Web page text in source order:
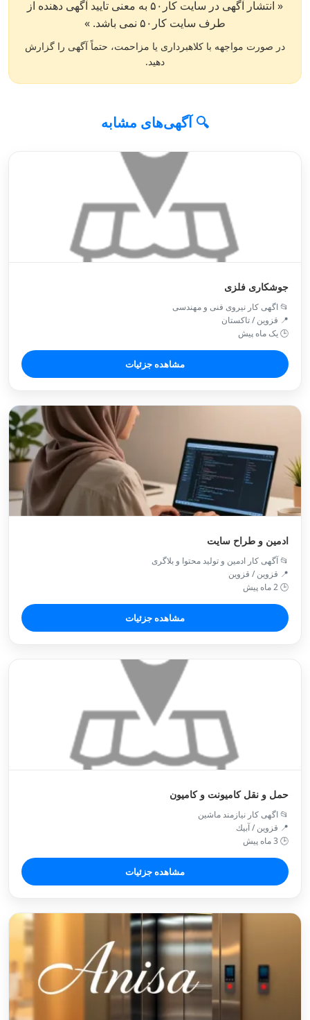
« انتشار آگهی در سایت کار۵۰ به معنی تایید آگهی دهنده از
طرف سایت کار۵۰ نمی باشد. »
در صورت مواجهه با کلاهبرداری یا مزاحمت، حتماً آگهی را گزارش
دهید.
🔍 آگهی‌های مشابه
جوشکاری فلزی
📂 اگهی کار نیروی فنی و مهندسی
📍 قزوین / تاكستان
🕒 یک ماه پیش
مشاهده جزئیات
ادمین و طراح سایت
📂 آگهی کار ادمین و تولید محتوا و بلاگری
📍 قزوین / قزوین
🕒 2 ماه پیش
مشاهده جزئیات
حمل و نقل کامیونت و کامیون
📂 اگهی کار نیازمند ماشین
📍 قزوین / آبيك
🕒 3 ماه پیش
مشاهده جزئیات